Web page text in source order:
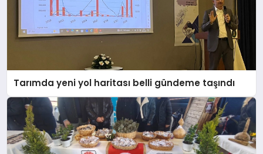
Tarımda yeni yol haritası belli gündeme taşındı